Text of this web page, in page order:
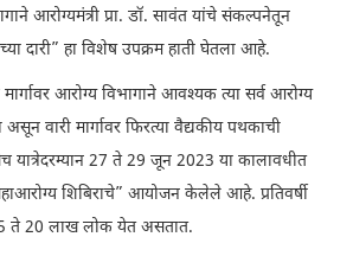
आरोग्यमंत्री प्रा. डॉ. सावंत यांचे संकल्पनेतून
दारी” हा विशेष उपक्रम हाती घेतला आहे.
आरोग्य विभागाने आवश्यक त्या सर्व आरोग्य
वारी मार्गावर फिरत्या वैद्यकीय पथकाची
27 ते 29 जून 2023 या कालावधीत
शिबिराचे” आयोजन केलेले आहे. प्रतिवर्षी
ते 20 लाख लोक येत असतात.